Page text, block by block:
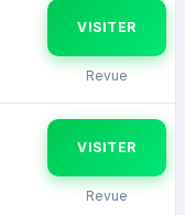
VISITER
Revue
VISITER
Revue